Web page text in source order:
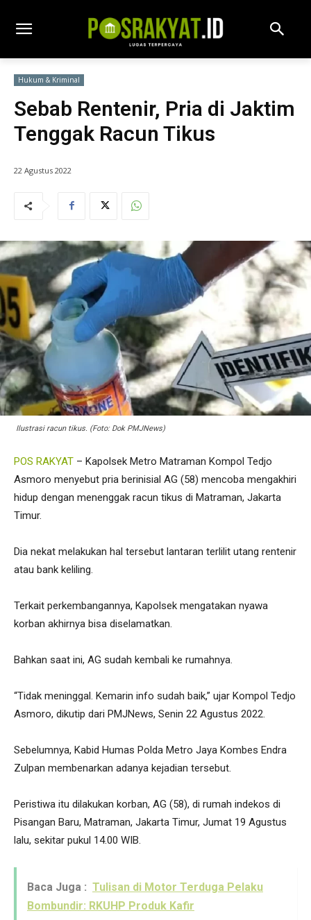
Hukum & Kriminal
Sebab Rentenir, Pria di Jaktim
Tenggak Racun Tikus
22 Agustus 2022
Ilustrasi racun tikus. (Foto: Dok PMJNews)
POS RAKYAT – Kapolsek Metro Matraman Kompol Tedjo
Asmoro menyebut pria berinisial AG (58) mencoba mengakhiri
hidup dengan menenggak racun tikus di Matraman, Jakarta
Timur.
Dia nekat melakukan hal tersebut lantaran terlilit utang rentenir
atau bank keliling.
Terkait perkembangannya, Kapolsek mengatakan nyawa
korban akhirnya bisa diselamatkan.
Bahkan saat ini, AG sudah kembali ke rumahnya.
“Tidak meninggal. Kemarin info sudah baik,” ujar Kompol Tedjo
Asmoro, dikutip dari PMJNews, Senin 22 Agustus 2022.
Sebelumnya, Kabid Humas Polda Metro Jaya Kombes Endra
Zulpan membenarkan adanya kejadian tersebut.
Peristiwa itu dilakukan korban, AG (58), di rumah indekos di
Pisangan Baru, Matraman, Jakarta Timur, Jumat 19 Agustus
lalu, sekitar pukul 14.00 WIB.
Baca Juga : Tulisan di Motor Terduga Pelaku
Bombundir: RKUHP Produk Kafir